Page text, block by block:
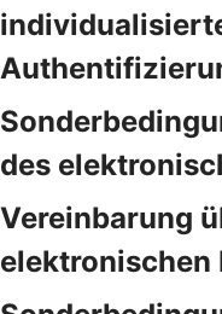
des
Vereinbarung
elektronischen